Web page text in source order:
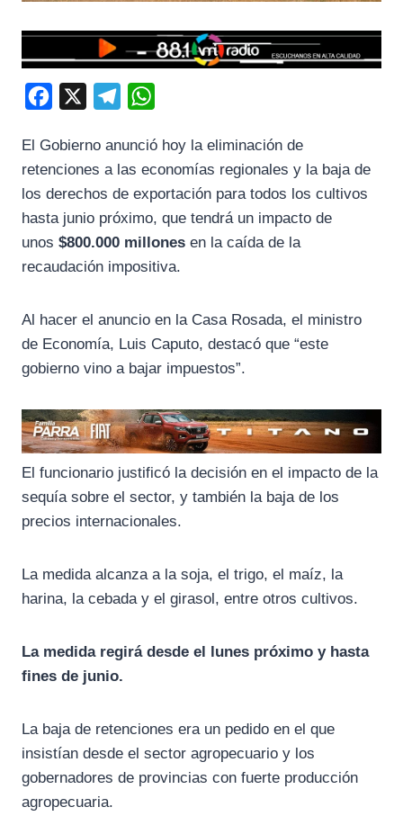
c
e
b
l
e
g
a
t
s
p
El Gobierno anunció hoy la eliminación de
retenciones a las economías regionales y la baja de
los derechos de exportación para todos los cultivos
hasta junio próximo, que tendrá un impacto de
unos $800.000 millones en la caída de la
recaudación impositiva.
Al hacer el anuncio en la Casa Rosada, el ministro
de Economía, Luis Caputo, destacó que “este
gobierno vino a bajar impuestos”.
El funcionario justificó la decisión en el impacto de la
sequía sobre el sector, y también la baja de los
precios internacionales.
La medida alcanza a la soja, el trigo, el maíz, la
harina, la cebada y el girasol, entre otros cultivos.
La medida regirá desde el lunes próximo y hasta
fines de junio.
La baja de retenciones era un pedido en el que
insistían desde el sector agropecuario y los
gobernadores de provincias con fuerte producción
agropecuaria.